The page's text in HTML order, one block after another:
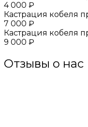
4 000 ₽
Кастрация кобеля
7 000 ₽
Кастрация кобеля
9 000 ₽
Отзывы о нас